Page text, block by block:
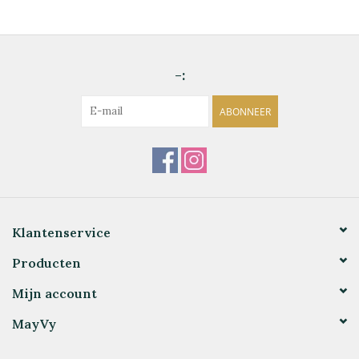
-:
ABONNEER
Klantenservice
Producten
Mijn account
MayVy